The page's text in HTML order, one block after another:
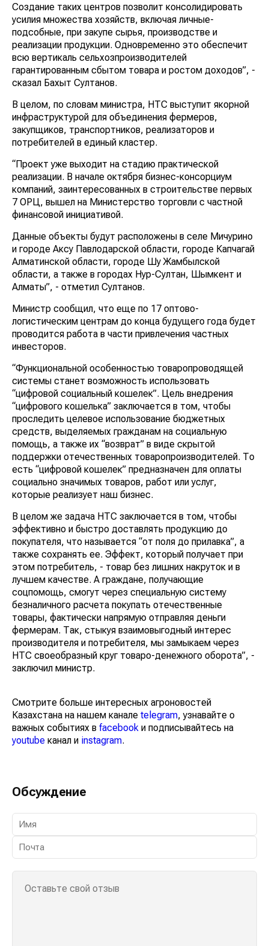
Создание таких центров позволит консолидировать
усилия множества хозяйств, включая личные-
подсобные, при закупе сырья, производстве и
реализации продукции. Одновременно это обеспечит
всю вертикаль сельхозпроизводителей
гарантированным сбытом товара и ростом доходов”, -
сказал Бахыт Султанов.
В целом, по словам министра, НТС выступит якорной
инфраструктурой для объединения фермеров,
закупщиков, транспортников, реализаторов и
потребителей в единый кластер.
“Проект уже выходит на стадию практической
реализации. В начале октября бизнес-консорциум
компаний, заинтересованных в строительстве первых
7 ОРЦ, вышел на Министерство торговли с частной
финансовой инициативой.
Данные объекты будут расположены в селе Мичурино
и городе Аксу Павлодарской области, городе Капчагай
Алматинской области, городе Шу Жамбылской
области, а также в городах Нур-Султан, Шымкент и
Алматы”, - отметил Султанов.
Министр сообщил, что еще по 17 оптово-
логистическим центрам до конца будущего года будет
проводится работа в части привлечения частных
инвесторов.
“Функциональной особенностью товаропроводящей
системы станет возможность использовать
“цифровой социальный кошелек”. Цель внедрения
“цифрового кошелька” заключается в том, чтобы
проследить целевое использование бюджетных
средств, выделяемых гражданам на социальную
помощь, а также их “возврат” в виде скрытой
поддержки отечественных товаропроизводителей. То
есть “цифровой кошелек” предназначен для оплаты
социально значимых товаров, работ или услуг,
которые реализует наш бизнес.
В целом же задача НТС заключается в том, чтобы
эффективно и быстро доставлять продукцию до
покупателя, что называется “от поля до прилавка”, а
также сохранять ее. Эффект, который получает при
этом потребитель, - товар без лишних накруток и в
лучшем качестве. А граждане, получающие
соцпомощь, смогут через специальную систему
безналичного расчета покупать отечественные
товары, фактически напрямую отправляя деньги
фермерам. Так, стыкуя взаимовыгодный интерес
производителя и потребителя, мы замыкаем через
НТС своеобразный круг товаро-денежного оборота”, -
заключил министр.
Смотрите больше интересных агроновостей
Казахстана на нашем канале telegram, узнавайте о
важных событиях в facebook и подписывайтесь на
youtube канал и instagram.
Обсуждение